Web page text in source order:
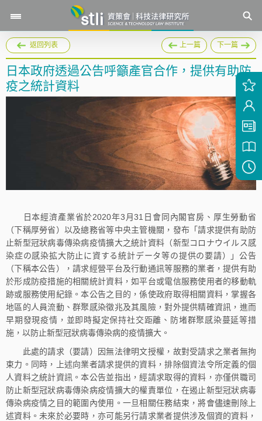
返回列表 上一篇 下一篇
日本政府透過公告呼籲產官合作，提供有助防
疫之統計資料
日本經濟產業省於2020年3月31日會同內閣官房、厚生勞動省
（下稱厚勞省）以及總務省等中央主管機關，發布「請求提供有助防
止新型冠狀病毒傳染病疫情擴大之統計資料（新型コロナウイルス感
染症の感染拡大防止に資する統計データ等の提供の要請）」公告
（下稱本公告），請求經營平台及行動通訊等服務的業者，提供有助
於形成防疫措施的相關統計資料，如平台或電信服務使用者的移動軌
跡或服務使用紀錄。本公告之目的，係使政府取得相關資料，掌握各
地區的人員流動、群聚感染徵兆及其風險，對外提供精確資訊，進而
早期發現疫情，並即時擬定保持社交距離、防堵群聚感染蔓延等措
施，以防止新型冠狀病毒傳染病的疫情擴大。
此處的請求（要請）因無法律明文授權，故對受請求之業者無拘
束力。同時，上述向業者請求提供的資料，排除個資法令所定義的個
人資料之統計資訊。本公告並指出，經請求取得的資料，亦僅供職司
防止新型冠狀病毒傳染病疫情擴大的權責單位，在遏止新型冠狀病毒
傳染病疫情之目的範圍內使用。一旦相關任務結束，將會儘速刪除上
述資料。未來於必要時，亦可能另行請求業者提供涉及個資的資料，